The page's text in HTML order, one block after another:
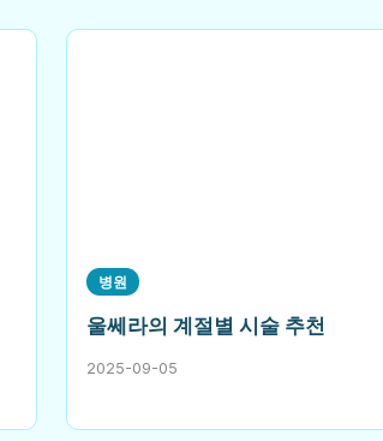
병원
울쎄라의 계절별 시술 추천
2025-09-05